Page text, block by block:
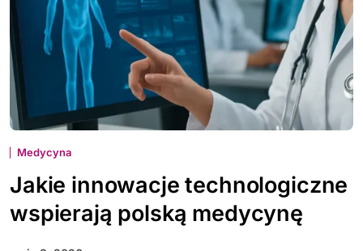
Medycyna
Jakie innowacje technologiczne
wspierają polską medycynę